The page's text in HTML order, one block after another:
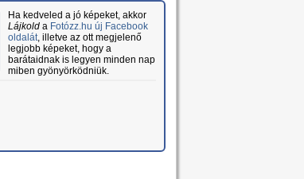
Ha kedveled a jó képeket, akkor
Lájkolda Fotózz.hu új Facebook
oldalát, illetve az ott megjelenő
legjobb képeket, hogy a
barátaidnak is legyen minden nap
miben gyönyörködniük.